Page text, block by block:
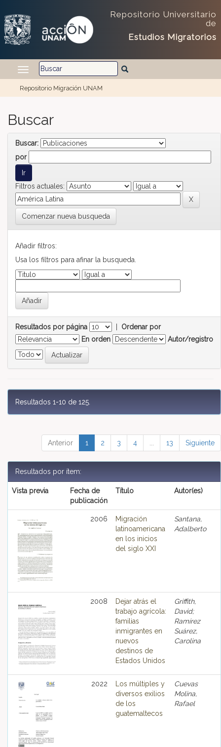
Repositorio Universitario
de
Estudios Migratorios
Repositorio Migración UNAM
Buscar
Buscar:
por
Filtros actuales:
Comenzar nueva busqueda
Añadir filtros:
Usa los filtros para afinar la busqueda.
Resultados por página
Ordenar por
En orden
Autor/registro
Resultados 1-10 de 125.
Anterior 1 2 3 4 13 Siguiente
Resultados por ítem:
Vista previa
Fecha de
publicación
Título Autor(es)
2006
Migración
latinoamericana
en los inicios
del siglo XXI
Santana,
Adalberto
2008
Dejar atrás el
trabajo agrícola:
familias
inmigrantes en
nuevos
destinos de
Estados Unidos
Griffith,
David;
Ramírez
Suárez,
Carolina
2022
Los múltiples y
diversos exilios
de los
guatemaltecos
Cuevas
Molina,
Rafael